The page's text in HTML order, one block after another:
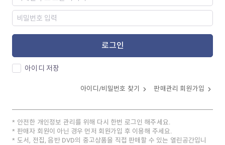
로그인
아이디 저장
아이디/비밀번호 찾기 판매관리 회원가입
안전한 개인정보 관리를 위해 다시 한번 로그인 해주세요.
판매자 회원이 아닌 경우 먼저 회원가입 후 이용해 주세요.
도서, 전집, 음반 DVD의 중고상품을 직접 판매할 수 있는 열린공간입니